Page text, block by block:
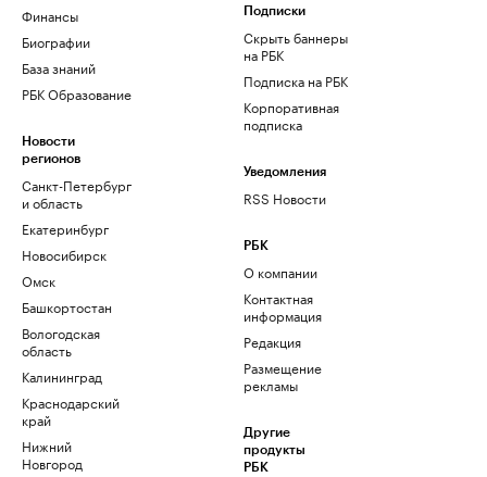
Финансы
Биографии
База знаний
РБК Образование
Новости
регионов
Санкт-Петербург
и область
Екатеринбург
Новосибирск
Омск
Башкортостан
Вологодская
область
Калининград
Краснодарский
край
Нижний
Новгород
Подписки
Скрыть баннеры
на РБК
Подписка на РБК
Корпоративная
подписка
Уведомления
RSS Новости
РБК
О компании
Контактная
информация
Редакция
Размещение
рекламы
Другие
продукты
РБК